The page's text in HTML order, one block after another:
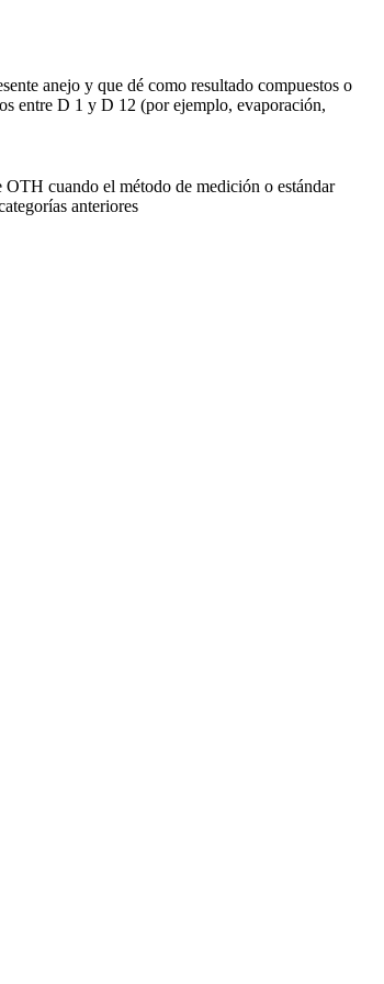
anejo y que dé como resultado compuestos o
entre D 1 y D 12 (por ejemplo, evaporación,
cuando el método de medición o estándar
anteriores